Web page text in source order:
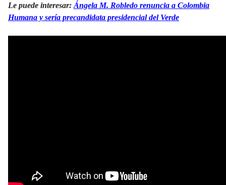
Le puede interesar: Ángela M. Robledo renuncia a Colombia
Humana y sería precandidata presidencial del Verde